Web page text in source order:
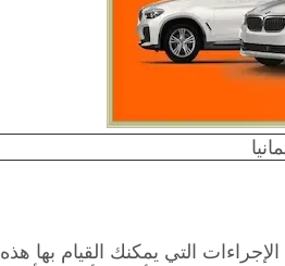
التي يمكنك القيام بها هذه